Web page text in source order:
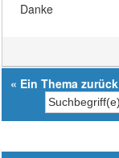
Danke
« Ein Thema zurück